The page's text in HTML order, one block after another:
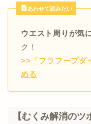
あわせて読みたい
ウエスト周りが気
ク！
>>「フラフープダ
める
【むくみ解消の